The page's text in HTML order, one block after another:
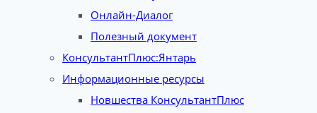
Онлайн-Диалог
Полезный документ
КонсультантПлюс:Янтарь
Информационные ресурсы
Новшества КонсультантПлюс